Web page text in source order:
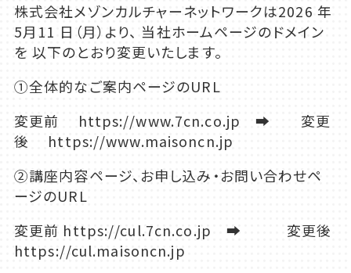
株式会社メゾンカルチャーネットワークは2026 年
5月11 日（月）より、 当社ホームページのドメイン
を 以下のとおり変更いたします。
①全体的なご案内ページのURL
変更前 https://www.7cn.co.jp ➡ 変更
後 https://www.maisoncn.jp
②講座内容ページ、お申し込み・お問い合わせペ
ージのURL
変更前 https://cul.7cn.co.jp ➡ 変更後
https://cul.maisoncn.jp